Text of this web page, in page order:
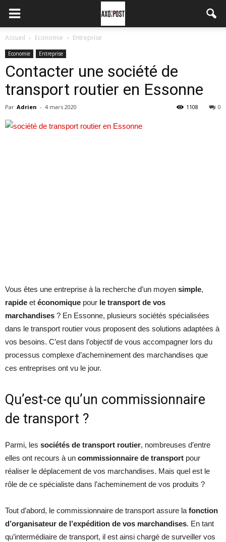
Accueil Economie Entreprise
Economie Entreprise
Contacter une société de
transport routier en Essonne
Par Adrien - 4 mars 2020 0
1108
Vous êtes une entreprise à la recherche d’un moyen simple,
rapide et économique pour le transport de vos
marchandises ? En Essonne, plusieurs sociétés spécialisées
dans le transport routier vous proposent des solutions adaptées à
vos besoins. C’est dans l’objectif de vous accompagner lors du
processus complexe d’acheminement des marchandises que
ces entreprises ont vu le jour.
Qu’est-ce qu’un commissionnaire
de transport ?
Parmi, les sociétés de transport routier, nombreuses d’entre
elles ont recours à un commissionnaire de transport pour
réaliser le déplacement de vos marchandises. Mais quel est le
rôle de ce spécialiste dans l’acheminement de vos produits ?
Tout d’abord, le commissionnaire de transport assure la fonction
d’organisateur de l’expédition de vos marchandises. En tant
qu’intermédiaire de transport, il est ainsi chargé de surveiller vos